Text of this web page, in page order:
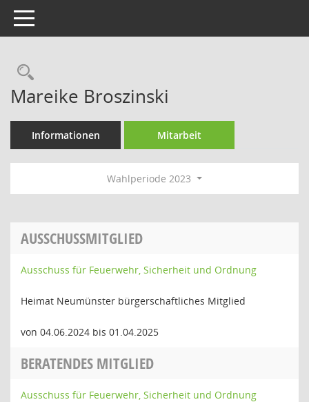
Toggle navigation
Rechercheauswahl
Mareike Broszinski
Informationen Mitarbeit
Wahlperiode 2023
AUSSCHUSSMITGLIED
Ausschuss für Feuerwehr, Sicherheit und Ordnung
Heimat Neumünster bürgerschaftliches Mitglied
von 04.06.2024 bis 01.04.2025
BERATENDES MITGLIED
Ausschuss für Feuerwehr, Sicherheit und Ordnung